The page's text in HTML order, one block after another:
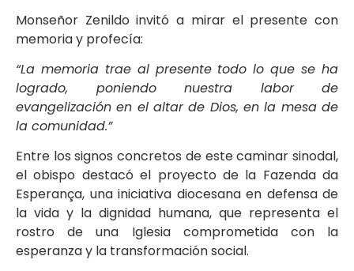
Monseñor Zenildo invitó a mirar el presente con
memoria y profecía:
“La memoria trae al presente todo lo que se ha
logrado, poniendo nuestra labor de
evangelización en el altar de Dios, en la mesa de
la comunidad.”
Entre los signos concretos de este caminar sinodal,
el obispo destacó el proyecto de la Fazenda da
Esperança, una iniciativa diocesana en defensa de
la vida y la dignidad humana, que representa el
rostro de una Iglesia comprometida con la
esperanza y la transformación social.